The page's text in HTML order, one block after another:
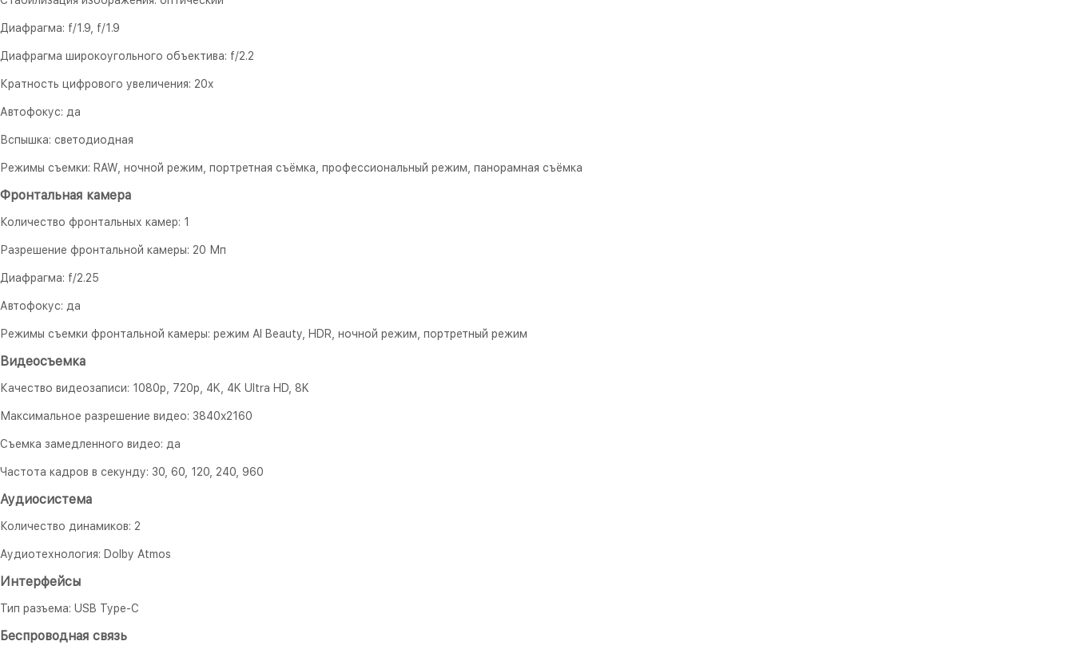
Диафрагма: f/1.9, f/1.9
Диафрагма широкоугольного объектива: f/2.2
Кратность цифрового увеличения: 20x
Автофокус: да
Вспышка: светодиодная
Режимы съемки: RAW, ночной режим, портретная съёмка, профессиональный режим, панорамная съёмка
Фронтальная камера
Количество фронтальных камер: 1
Разрешение фронтальной камеры: 20 Мп
Диафрагма: f/2.25
Автофокус: да
Режимы съемки фронтальной камеры: режим AI Beauty, HDR, ночной режим, портретный режим
Видеосъемка
Качество видеозаписи: 1080р, 720p, 4K, 4K Ultra HD, 8K
Максимальное разрешение видео: 3840x2160
Съемка замедленного видео: да
Частота кадров в секунду: 30, 60, 120, 240, 960
Аудиосистема
Количество динамиков: 2
Аудиотехнология: Dolby Atmos
Интерфейсы
Тип разъема: USB Type-C
Беспроводная связь